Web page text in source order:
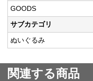
GOODS
サブカテゴリ
ぬいぐるみ
関連する商品